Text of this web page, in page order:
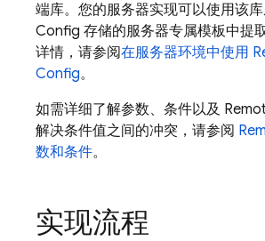
端库。您的服务器实现可以使用该
Config 存储的服务器专属模板中提
详情，请参阅在服务器环境中使用
Config。
如需详细了解参数、条件以及
解决条件值之间的冲突，请参阅
数和条件。
实现流程